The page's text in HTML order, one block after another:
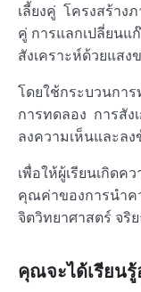
เลี้ยงคู่ โครงสร้าง
คู่ การแลกเปลี่ยนแ
สังเคราะห์ด้วยแสง
โดยใช้กระบวนกา
การทดลอง การสัง
ลงความเห็นและลง
เพื่อให้ผู้เรียนเกิดค
คุณค่าของการนำค
จิตวิทยาศาสตร์ จริ
คุณจะได้เรียนรู้